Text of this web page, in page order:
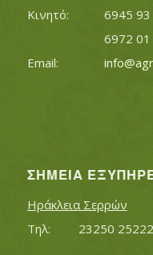
Κινητό:
6972
ΣΗΜΕΊΑ
Ηράκλεια Σερρών
Τηλ:		23250 25222